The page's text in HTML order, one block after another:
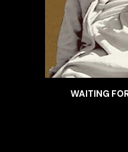
WAITING